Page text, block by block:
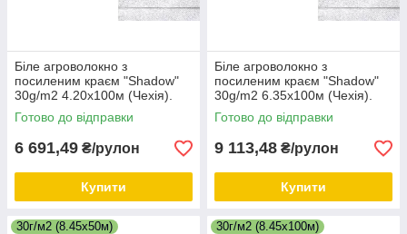
Біле агроволокно з
посиленим краєм "Shadow"
30g/m2 4.20х100м (Чехія).
Готово до відправки
6 691,49 ₴/рулон
Купити
Біле агроволокно з
посиленим краєм "Shadow"
30g/m2 6.35х100м (Чехія).
Готово до відправки
9 113,48 ₴/рулон
Купити
30г/м2 (8.45х50м) 30г/м2 (8.45х100м)